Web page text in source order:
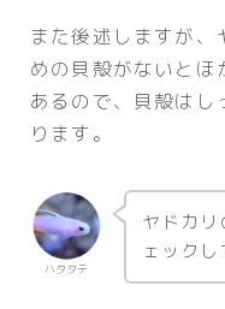
また後述しますが、
めの貝殻がないとほ
あるので、貝殻はし
ります。
ハタタテ
ヤドカ
ェックし